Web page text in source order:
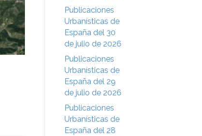
Publicaciones
Urbanísticas de
España del 30
de julio de 2026
Publicaciones
Urbanísticas de
España del 29
de julio de 2026
Publicaciones
Urbanísticas de
España del 28